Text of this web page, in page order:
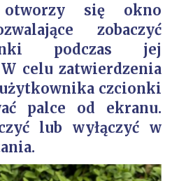
się okno
zobaczyć
podczas jej
celu zatwierdzenia
czcionki
palce od ekranu.
lub wyłączyć w